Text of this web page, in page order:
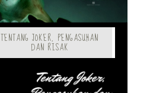
TENTANG JOKER, PENGASUHAN
DAN RISAK